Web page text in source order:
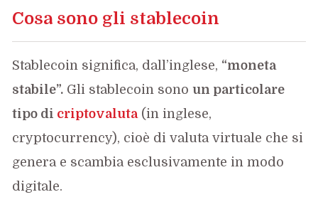
Cosa sono gli stablecoin
Stablecoin significa, dall’inglese, “moneta
stabile”. Gli stablecoin sonoun particolare
tipo di criptovaluta(in inglese,
cryptocurrency), cioè di valuta virtuale che si
genera e scambia esclusivamente in modo
digitale.